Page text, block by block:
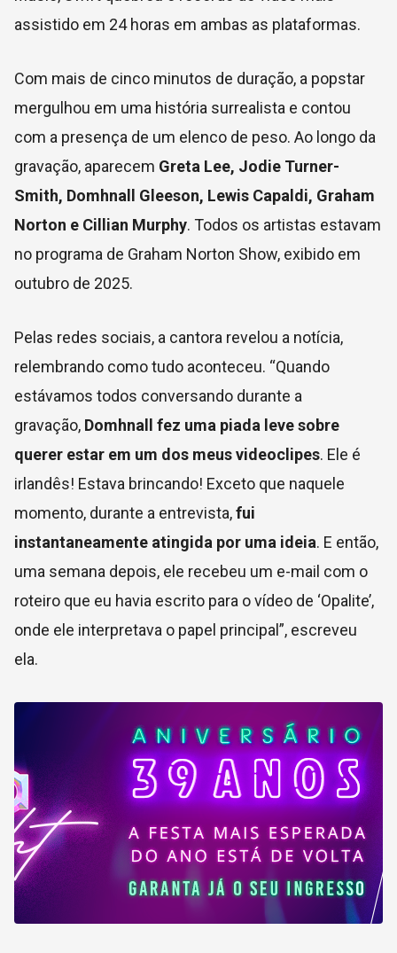
assistido em 24 horas em ambas as plataformas.
Com mais de cinco minutos de duração, a popstar
mergulhou em uma história surrealista e contou
com a presença de um elenco de peso. Ao longo da
gravação, aparecem Greta Lee, Jodie Turner-
Smith, Domhnall Gleeson, Lewis Capaldi, Graham
Norton e Cillian Murphy. Todos os artistas estavam
no programa de Graham Norton Show, exibido em
outubro de 2025.
Pelas redes sociais, a cantora revelou a notícia,
relembrando como tudo aconteceu. “Quando
estávamos todos conversando durante a
gravação, Domhnall fez uma piada leve sobre
querer estar em um dos meus videoclipes. Ele é
irlandês! Estava brincando! Exceto que naquele
momento, durante a entrevista,fui
instantaneamente atingida por uma ideia. E então,
uma semana depois, ele recebeu um e-mail com o
roteiro que eu havia escrito para o vídeo de ‘Opalite’,
onde ele interpretava o papel principal”, escreveu
ela.